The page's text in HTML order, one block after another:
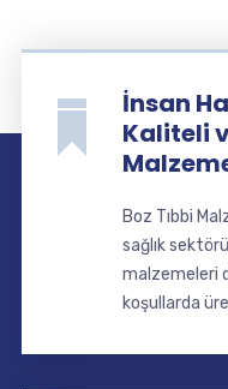
İnsan
Kaliteli
Boz Tıbbi
sağlık
malzemeleri
koşullarda